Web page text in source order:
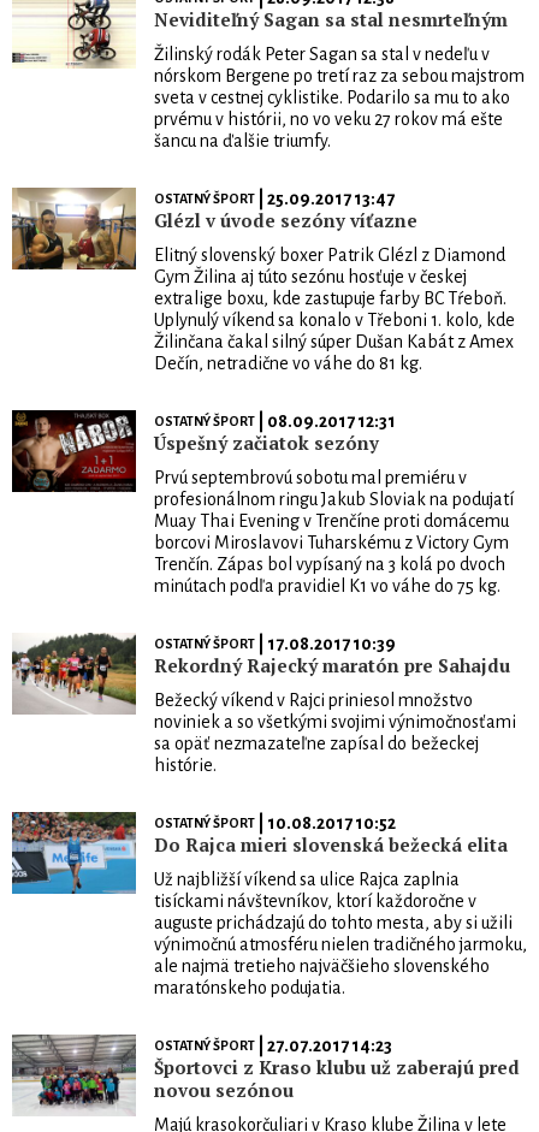
Neviditeľný Sagan sa stal nesmrteľným
Žilinský rodák Peter Sagan sa stal v nedeľu v
nórskom Bergene po tretí raz za sebou majstrom
sveta v cestnej cyklistike. Podarilo sa mu to ako
prvému v histórii, no vo veku 27 rokov má ešte
šancu na ďalšie triumfy.
OSTATNÝ ŠPORT| 25.09.2017 13:47
Glézl v úvode sezóny víťazne
Elitný slovenský boxer Patrik Glézl z Diamond
Gym Žilina aj túto sezónu hosťuje v českej
extralige boxu, kde zastupuje farby BC Tŕeboň.
Uplynulý víkend sa konalo v Třeboni 1. kolo, kde
Žilinčana čakal silný súper Dušan Kabát z Amex
Dečín, netradične vo váhe do 81 kg.
OSTATNÝ ŠPORT| 08.09.2017 12:31
Úspešný začiatok sezóny
Prvú septembrovú sobotu mal premiéru v
profesionálnom ringu Jakub Sloviak na podujatí
Muay Thai Evening v Trenčíne proti domácemu
borcovi Miroslavovi Tuharskému z Victory Gym
Trenčín. Zápas bol vypísaný na 3 kolá po dvoch
minútach podľa pravidiel K1 vo váhe do 75 kg.
OSTATNÝ ŠPORT| 17.08.2017 10:39
Rekordný Rajecký maratón pre Sahajdu
Bežecký víkend v Rajci priniesol množstvo
noviniek a so všetkými svojimi výnimočnosťami
sa opäť nezmazateľne zapísal do bežeckej
histórie.
OSTATNÝ ŠPORT| 10.08.2017 10:52
Do Rajca mieri slovenská bežecká elita
Už najbližší víkend sa ulice Rajca zaplnia
tisíckami návštevníkov, ktorí každoročne v
auguste prichádzajú do tohto mesta, aby si užili
výnimočnú atmosféru nielen tradičného jarmoku,
ale najmä tretieho najväčšieho slovenského
maratónskeho podujatia.
OSTATNÝ ŠPORT| 27.07.2017 14:23
Športovci z Kraso klubu už zaberajú pred
novou sezónou
Majú krasokorčuliari v Kraso klube Žilina v lete